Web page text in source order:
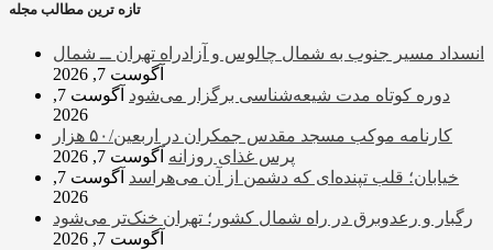
تازه ترین مطالب مجله
انسداد مسیر جنوب به شمال چالوس و آزادراه تهران ــ شمال
آگوست 7, 2026
دوره کوتاه مدت شیعه‌شناسی برگزار می‌شود
آگوست 7,
2026
کارنامه موکب مسجد مقدس جمکران در اربعین/۵۰ هزار
پرس غذای روزانه آگوست 7, 2026
خیابان؛ قلب تپنده‌ای که دشمن از آن می‌هراسد
آگوست 7,
2026
رگبار و رعدوبرق در راه شمال کشور؛ تهران خنک‌تر می‌شود
آگوست 7, 2026